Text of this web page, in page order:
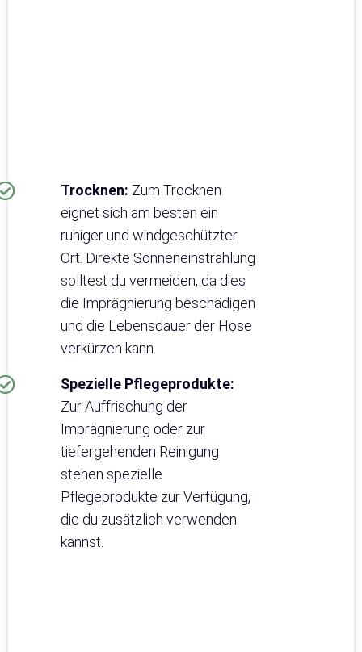
Trocknen: Zum Trocknen
eignet sich am besten ein
ruhiger und windgeschützter
Ort. Direkte Sonneneinstrahlung
solltest du vermeiden, da dies
die Imprägnierung beschädigen
und die Lebensdauer der Hose
verkürzen kann.
Spezielle Pflegeprodukte:
Zur Auffrischung der
Imprägnierung oder zur
tiefergehenden Reinigung
stehen spezielle
Pflegeprodukte zur Verfügung,
die du zusätzlich verwenden
kannst.